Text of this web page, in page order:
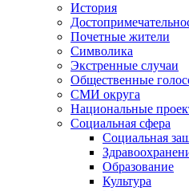
История
Почетные жители
Символика
Экстренные случаи
Общественные
СМИ округа
Национальные
Социальная сфера
Социальная
Образование
Культура